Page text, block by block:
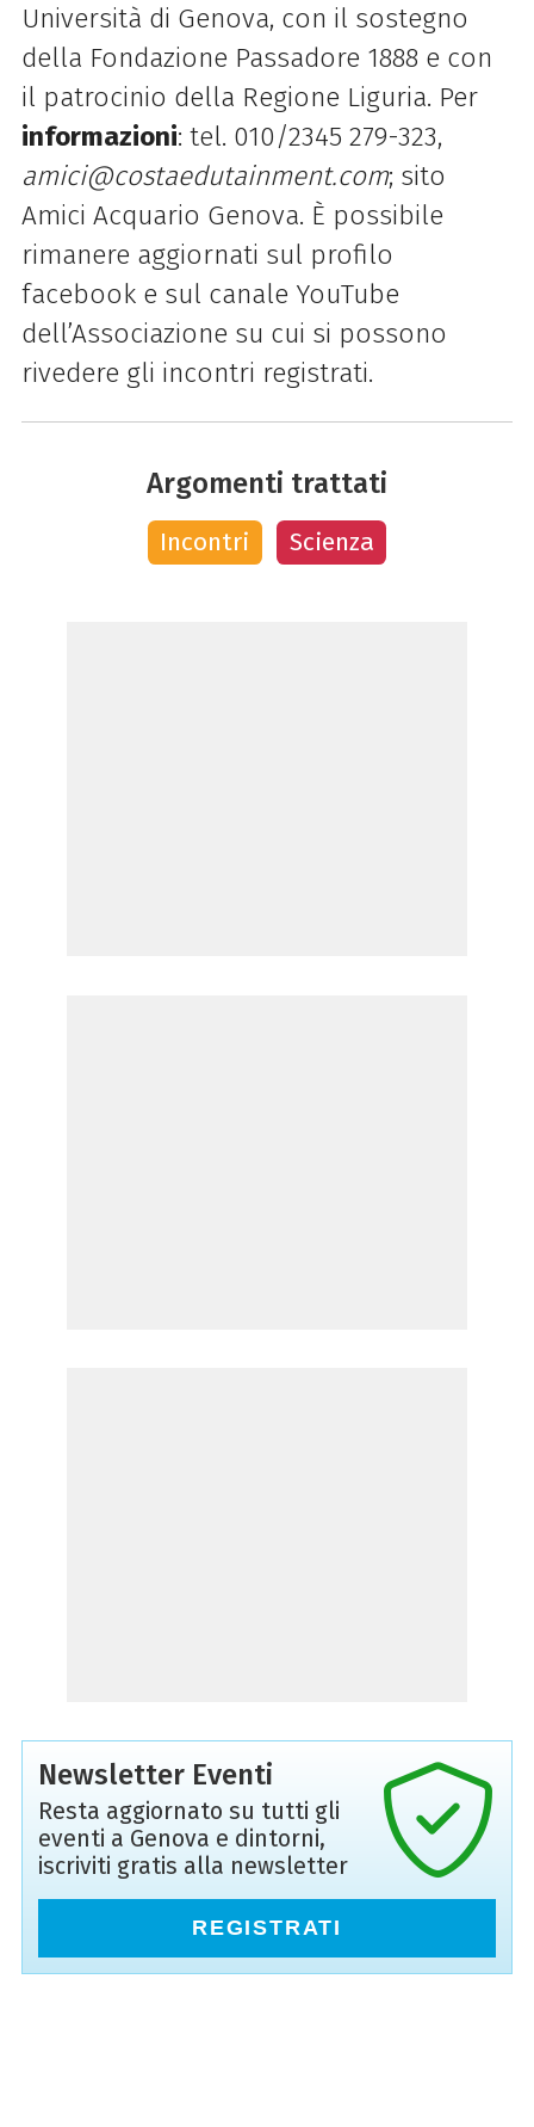
Università di Genova, con il sostegno
della Fondazione Passadore 1888 e con
il patrocinio della Regione Liguria. Per
informazioni: tel. 010/2345 279-323,
amici@costaedutainment.com; sito
Amici Acquario Genova. È possibile
rimanere aggiornati sul profilo
facebook e sul canale YouTube
dell’Associazione su cui si possono
rivedere gli incontri registrati.
Argomenti trattati
Incontri Scienza
Newsletter Eventi
Resta aggiornato su tutti gli
eventi a Genova e dintorni,
iscriviti gratis alla newsletter
REGISTRATI